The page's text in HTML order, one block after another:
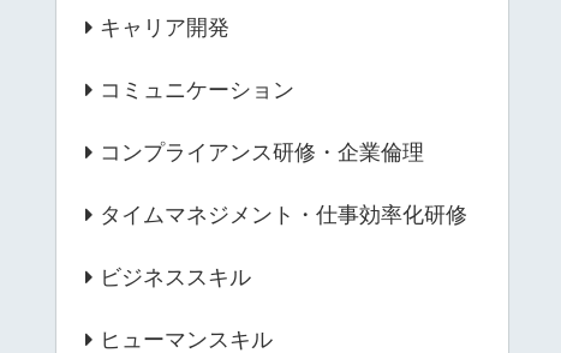
キャリア開発
コミュニケーション
コンプライアンス研修・企業倫理
タイムマネジメント・仕事効率化研修
ビジネススキル
ヒューマンスキル